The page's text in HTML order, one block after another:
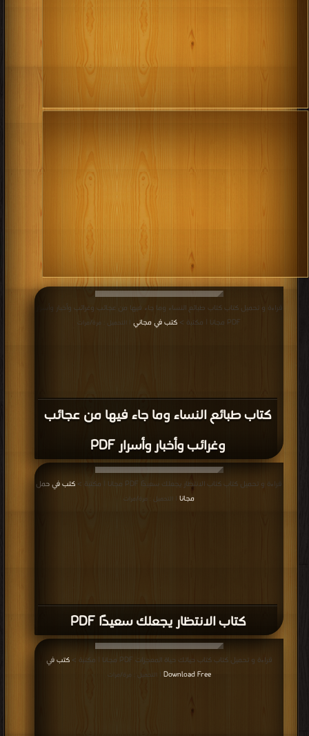
كتاب طبائع النساء وما جاء فيها من عجائب
وغرائب وأخبار وأسرار PDF
قراءة و تحميل كتاب كتاب طبائع النساء وما جاء فيها من عجائب وغرائب وأخبار وأسرار
PDF مجانا | مكتبة >
كتب في مجاني | التحميل : مرة/مرات
كتاب الانتظار يجعلك سعيدًا PDF
قراءة و تحميل كتاب كتاب الانتظار يجعلك سعيدًا PDF مجانا | مكتبة >
كتب في حمل
مجانا | التحميل : مرة/مرات
قراءة و تحميل كتاب كتاب حياتك حياة المعجزات PDF مجانا | مكتبة >
كتب في
Download Free
| التحميل : مرة/مرات